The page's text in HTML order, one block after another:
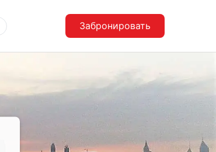
Забронировать